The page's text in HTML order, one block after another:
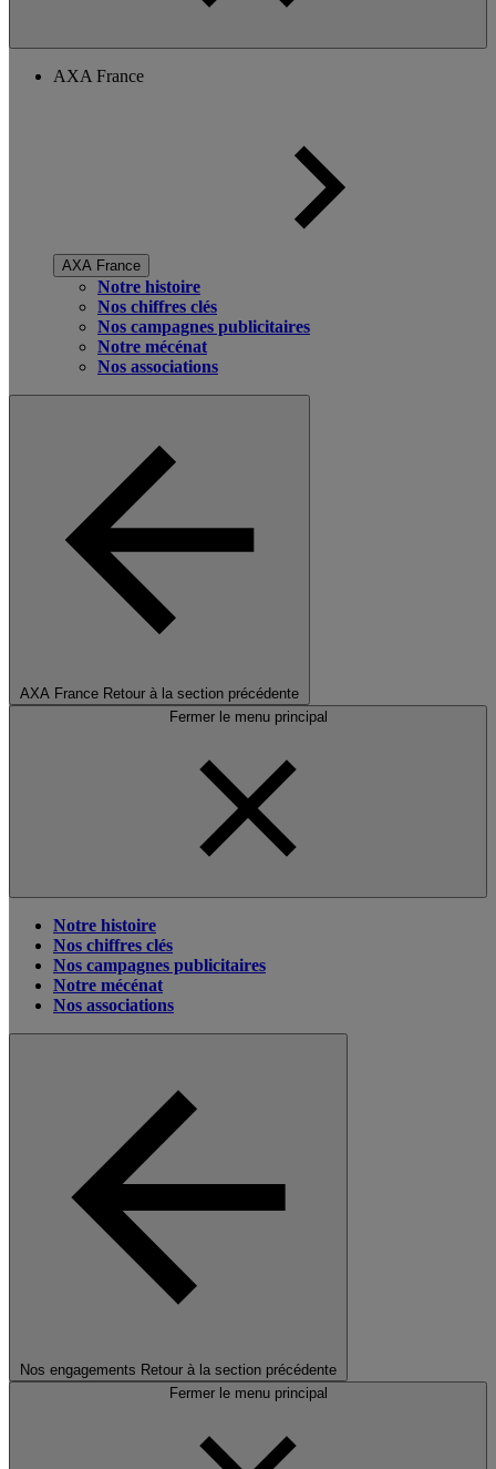
AXA France
AXA France
Notre histoire
Nos chiffres clés
Nos campagnes publicitaires
Notre mécénat
Nos associations
AXA France Retour à la section précédente
Fermer le menu principal
Notre histoire
Nos chiffres clés
Nos campagnes publicitaires
Notre mécénat
Nos associations
Nos engagements Retour à la section précédente
Fermer le menu principal